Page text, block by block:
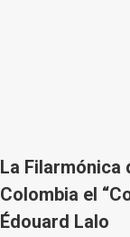
La Filarmónica
Colombia el
Édouard Lalo